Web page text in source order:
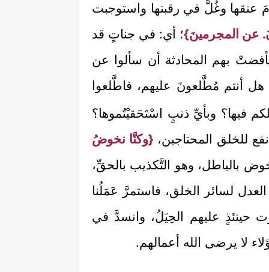
عنقها وغُلَّ في رقبتها واستوجبت
عن المجرمينَ}؛ أي: في جناتٍ قد
بهم المحادثة أن سألوا عن
أنتم مُطَّلعونَ عليهم، فاطَّلعوا
فيها؟ وبأيِّ ذنبٍ اسْتَحَقيْتُموها؟
للخلق المحتاجين، {وكنَّا نخوضُ
بالباطل، وهو التَّكذيب بالحقِّ،
لسائر الخلق، فاستمرَّ عَمَلُنا
حينئذٍ عليهم الحِيَلُ، وانسدَّ في
لا يرضى الله أعمالهم.